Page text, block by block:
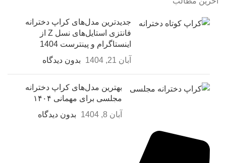
جدیدترین مدل‌های کراپ دخترانه
فانتزی استایل‌های نسل Z از
اینستاگرام و پینترست 1404
آبان 21, 1404
بدون دیدگاه
بهترین مدل‌های کراپ دخترانه
مجلسی برای مهمانی ۱۴۰۴
آبان 8, 1404
بدون دیدگاه